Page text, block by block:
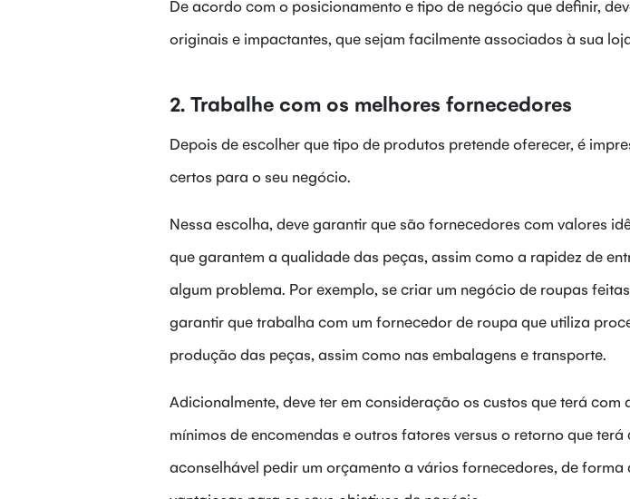
De acordo com o posicionamento e tipo de negócio que definir,
originais e impactantes, que sejam facilmente associados à sua
2. Trabalhe com os melhores fornecedores
Depois de escolher que tipo de produtos pretende oferecer, é
certos para o seu negócio.
Nessa escolha, deve garantir que são fornecedores com valores
que garantem a qualidade das peças, assim como a rapidez de
algum problema. Por exemplo, se criar um negócio de roupas
garantir que trabalha com um fornecedor de roupa que utiliza
produção das peças, assim como nas embalagens e transporte.
Adicionalmente, deve ter em consideração os custos que terá com
mínimos de encomendas e outros fatores versus o retorno que terá
aconselhável pedir um orçamento a vários fornecedores, de